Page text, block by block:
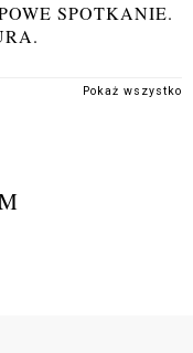
SPOTKANIE.
Pokaż wszystko